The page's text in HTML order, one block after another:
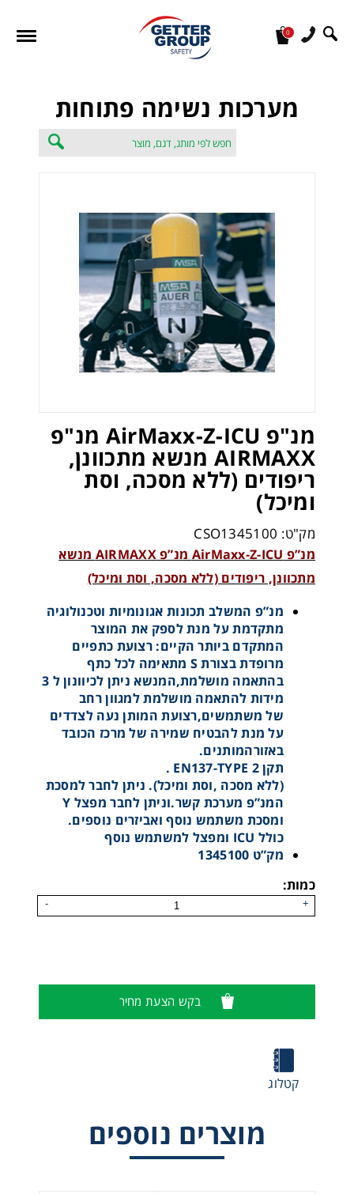
0
מערכות נשימה פתוחות
מנ"פ AirMaxx-Z-ICU מנ"פ
AIRMAXX מנשא מתכוונן,
ריפודים (ללא מסכה, וסת
ומיכל)
מק"ט: CSO1345100
מנ”פ AirMaxx-Z-ICU מנ”פ AIRMAXX מנשא
מתכוונן, ריפודים (ללא מסכה, וסת ומיכל)
מנ”פ המשלב תכונות אגונומיות וטכנולוגיה
מתקדמת על מנת לספק את המוצר
המתקדם ביותר הקיים: רצועת כתפיים
מרופדת בצורת S מתאימה לכל כתף
בהתאמה מושלמת,המנשא ניתן לכיוונון ל 3
מידות להתאמה מושלמת למגוון רחב
של משתמשים,רצועת המותן נעה לצדדים
על מנת להבטיח שמירה של מרכז הכובד
באזורהמותנים.
תקן 2 EN137-TYPE .
(ללא מסכה ,וסת ומיכל). ניתן לחבר למסכת
המנ”פ מערכת קשר.וניתן לחבר מפצל Y
ומסכת משתמש נוסף ואביזרים נוספים.
כולל ICU ומפצל למשתמש נוסף
מק”ט 1345100
כמות:
+
-
בקש הצעת מחיר
קטלוג
מוצרים נוספים